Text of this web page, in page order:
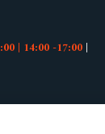
| 14:00 -17:00|